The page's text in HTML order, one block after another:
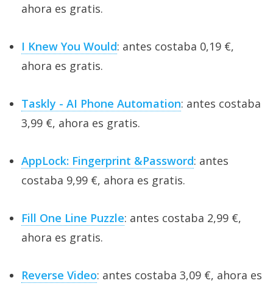
ahora es gratis.
I Knew You Would: antes costaba 0,19 €,
ahora es gratis.
Taskly - AI Phone Automation: antes costaba
3,99 €, ahora es gratis.
AppLock: Fingerprint &Password: antes
costaba 9,99 €, ahora es gratis.
Fill One Line Puzzle: antes costaba 2,99 €,
ahora es gratis.
Reverse Video: antes costaba 3,09 €, ahora es